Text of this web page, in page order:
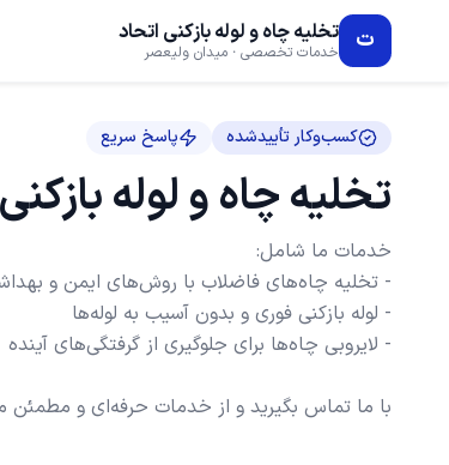
ت تخلیه چاه و لوله بازکنی اتحاد
خدمات تخصصی · میدان ولیعصر
کسب‌وکار تأییدشده پاسخ سریع
تخلیه چاه و لوله
با ما تماس بگیرید و از خدمات حرفه‌ای و